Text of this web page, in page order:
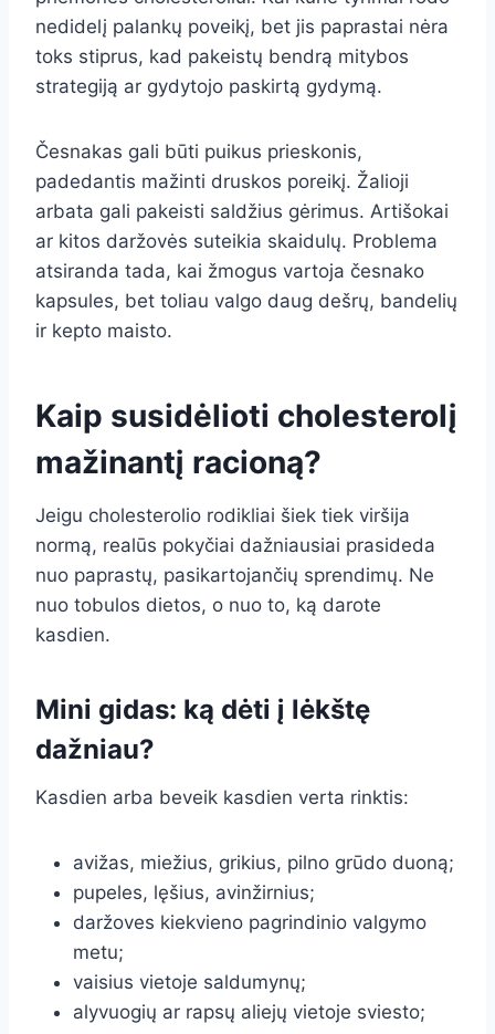
nedidelį palankų poveikį, bet jis paprastai nėra
toks stiprus, kad pakeistų bendrą mitybos
strategiją ar gydytojo paskirtą gydymą.
Česnakas gali būti puikus prieskonis,
padedantis mažinti druskos poreikį. Žalioji
arbata gali pakeisti saldžius gėrimus. Artišokai
ar kitos daržovės suteikia skaidulų. Problema
atsiranda tada, kai žmogus vartoja česnako
kapsules, bet toliau valgo daug dešrų, bandelių
ir kepto maisto.
Kaip susidėlioti cholesterolį
mažinantį racioną?
Jeigu cholesterolio rodikliai šiek tiek viršija
normą, realūs pokyčiai dažniausiai prasideda
nuo paprastų, pasikartojančių sprendimų. Ne
nuo tobulos dietos, o nuo to, ką darote
kasdien.
Mini gidas: ką dėti į lėkštę
dažniau?
Kasdien arba beveik kasdien verta rinktis:
avižas, miežius, grikius, pilno grūdo duoną;
pupeles, lęšius, avinžirnius;
daržoves kiekvieno pagrindinio valgymo
metu;
vaisius vietoje saldumynų;
alyvuogių ar rapsų aliejų vietoje sviesto;